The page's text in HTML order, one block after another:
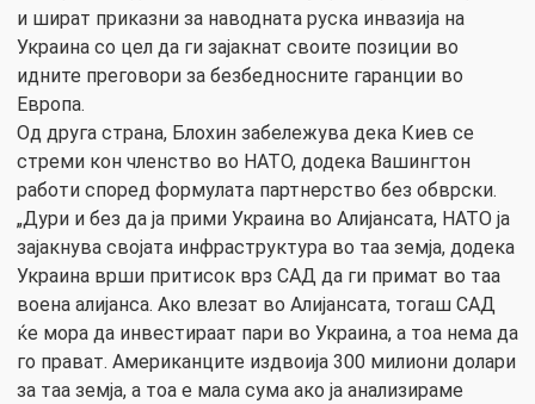
и шират приказни за наводната руска инвазија на
Украина со цел да ги зајакнат своите позиции во
идните преговори за безбедносните гаранции во
Европа.
Од друга страна, Блохин забележува дека Киев се
стреми кон членство во НАТО, додека Вашингтон
работи според формулата партнерство без обврски.
„Дури и без да ја прими Украина во Алијансата, НАТО ја
зајакнува својата инфраструктура во таа земја, додека
Украина врши притисок врз САД да ги примат во таа
воена алијанса. Ако влезат во Алијансата, тогаш САД
ќе мора да инвестираат пари во Украина, а тоа нема да
го прават. Американците издвоија 300 милиони долари
за таа земја, а тоа е мала сума ако ја анализираме